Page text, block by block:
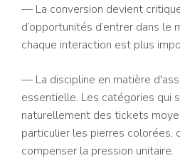
— La conversion devient
d’opportunités d’entrer dans le
chaque interaction est plus
— La discipline en matière
essentielle. Les catégories qui
naturellement des tickets
particulier les pierres colorées,
compenser la pression unitaire.